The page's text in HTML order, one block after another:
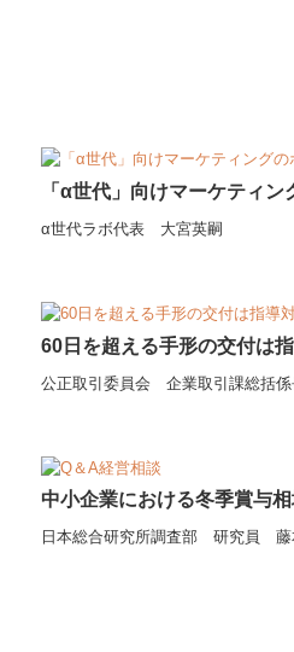
「α世代」向けマーケティン
α世代ラボ代表 大宮英嗣
60日を超える手形の交付は
公正取引委員会 企業取引課総括
中小企業における冬季賞与
日本総合研究所調査部 研究員 藤